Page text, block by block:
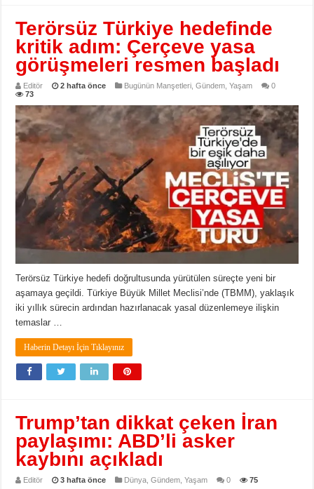
Terörsüz Türkiye hedefinde
kritik adım: Çerçeve yasa
görüşmeleri resmen başladı
Editör 2 hafta önce Bugünün Manşetleri ,Gündem ,Yaşam
0
73
Terörsüz Türkiye hedefi doğrultusunda yürütülen süreçte yeni bir
aşamaya geçildi. Türkiye Büyük Millet Meclisi’nde (TBMM), yaklaşık
iki yıllık sürecin ardından hazırlanacak yasal düzenlemeye ilişkin
temaslar …
Haberin Detayı İçin Tıklayınız
Trump’tan dikkat çeken İran
paylaşımı: ABD’li asker
kaybını açıkladı
Editör 3 hafta önce Dünya ,Gündem ,Yaşam 0 75